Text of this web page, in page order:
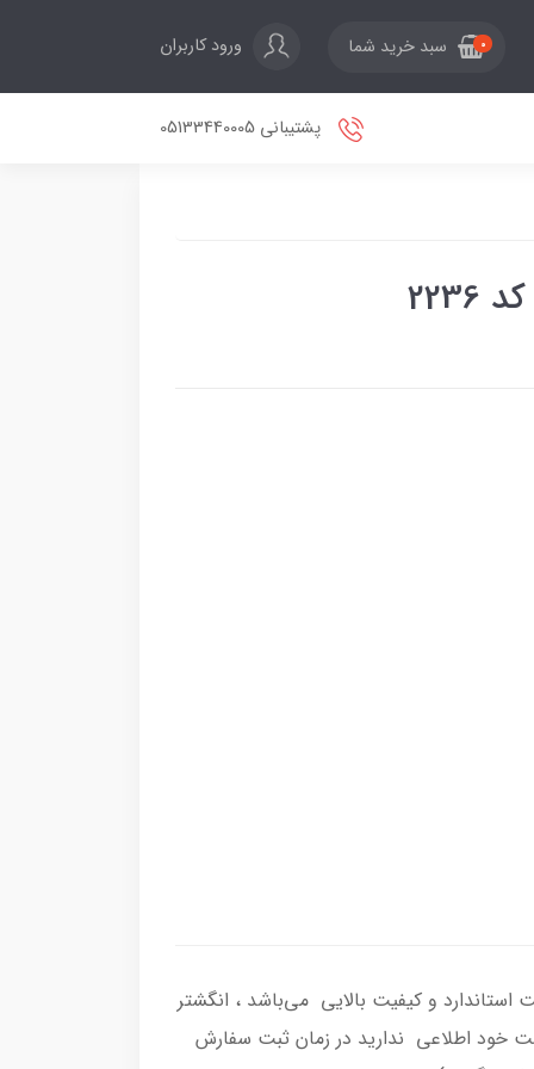
0 سبد خرید شما ورود کاربران
پشتیبانی 05133440005
اصل با عیار بین المللی 925 ساخته شده و دارای ضخامت استاندارد و کیفیت بالایی می‌باشد ، انگشتر
خود اطلاعی ندارید در زمان ثبت سفارش